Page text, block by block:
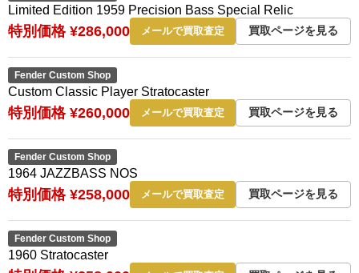
Limited Edition 1959 Precision Bass Special Relic
特別価格 ¥286,000 メールで買取査定 買取ページを見る
Fender Custom Shop
Custom Classic Player Stratocaster
特別価格 ¥260,000 メールで買取査定 買取ページを見る
Fender Custom Shop
1964 JAZZBASS NOS
特別価格 ¥258,000 メールで買取査定 買取ページを見る
Fender Custom Shop
1960 Stratocaster